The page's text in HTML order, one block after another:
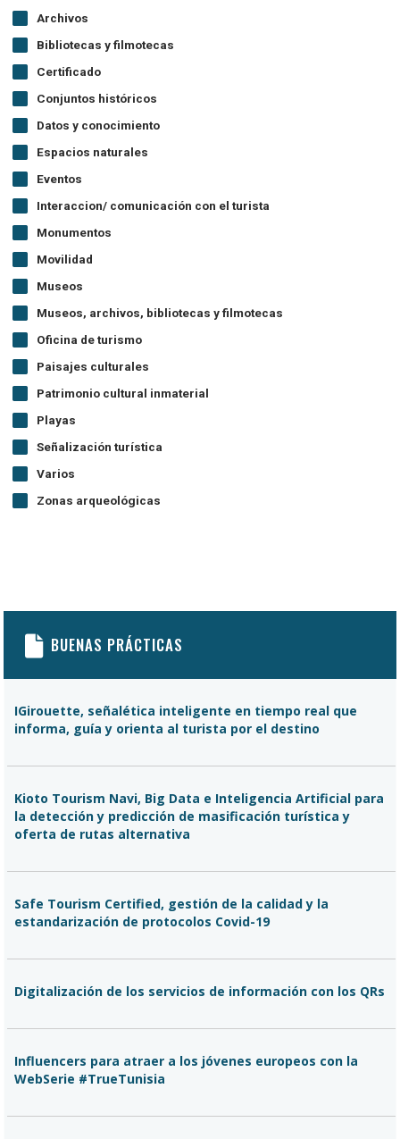
Archivos
Bibliotecas y filmotecas
Certificado
Conjuntos históricos
Datos y conocimiento
Espacios naturales
Eventos
Interaccion/ comunicación con el turista
Monumentos
Movilidad
Museos
Museos, archivos, bibliotecas y filmotecas
Oficina de turismo
Paisajes culturales
Patrimonio cultural inmaterial
Playas
Señalización turística
Varios
Zonas arqueológicas
BUENAS PRÁCTICAS
IGirouette, señalética inteligente en tiempo real que
informa, guía y orienta al turista por el destino
Kioto Tourism Navi, Big Data e Inteligencia Artificial para
la detección y predicción de masificación turística y
oferta de rutas alternativa
Safe Tourism Certified, gestión de la calidad y la
estandarización de protocolos Covid-19
Digitalización de los servicios de información con los QRs
Influencers para atraer a los jóvenes europeos con la
WebSerie #TrueTunisia